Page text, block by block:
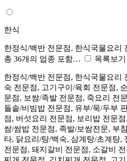
한식
한정식/백반 전문점, 한식국물요리
총 36개의 업종 포함…
목록보기
한정식/백반 전문점, 한식국물요리
숙 전문점, 고기구이/육회 전문점,
문점, 보쌈/족발 전문점, 죽요리 전
돌솥/비빔밥 전문점, 유부/묵/두부
점, 버섯요리 전문점, 보리밥 전문
쌈/쌈밥 전문점, 족발/보쌈전문, 부
타, 닭요리/탕/백숙, 삼계탕/초계탕,
전문점, 돼지갈비 전문점, 소갈비